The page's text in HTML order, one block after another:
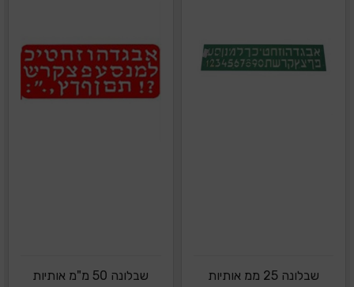
שבלונה 25 ממ אותיות
שבלונה 50 מ"מ אותיות